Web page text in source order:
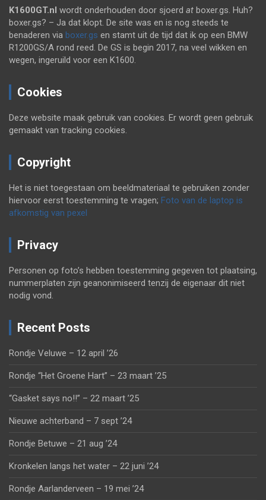
K1600GT.nl wordt onderhouden door sjoerd at boxer.gs. Huh?
boxer.gs? – Ja dat klopt. De site was en is nog steeds te
benaderen via boxer.gs en stamt uit de tijd dat ik op een BMW
R1200GS/A rond reed. De GS is begin 2017, na veel wikken en
wegen, ingeruild voor een K1600.
Cookies
Deze website maak gebruik van cookies. Er wordt geen gebruik
gemaakt van tracking cookies.
Copyright
Het is niet toegestaan om beeldmateriaal te gebruiken zonder
hiervoor eerst toestemming te vragen; Foto van de laptop is
afkomstig van pexel
Privacy
Personen op foto’s hebben toestemming gegeven tot plaatsing,
nummerplaten zijn geanonimiseerd tenzij de eigenaar dit niet
nodig vond.
Recent Posts
Rondje Veluwe – 12 april ’26
Rondje “Het Groene Hart” – 23 maart ’25
“Gasket says no!!” – 22 maart ’25
Nieuwe achterband – 7 sept ’24
Rondje Betuwe – 21 aug ’24
Kronkelen langs het water – 22 juni ’24
Rondje Aarlanderveen – 19 mei ’24